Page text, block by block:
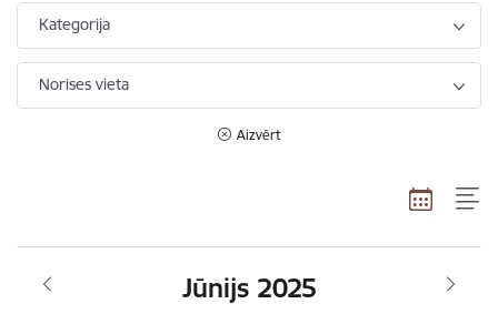
Kategorija
Norises vieta
Aizvērt
Jūnijs 2025